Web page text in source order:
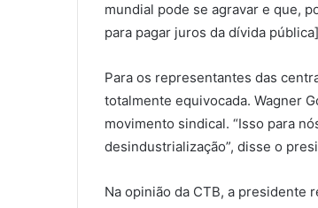
mundial pode se agravar e que,
para pagar juros da dívida
Para os representantes das
totalmente equivocada. Wagner
movimento sindical. “Isso para
desindustrialização”, disse o
Na opinião da CTB, a presidente